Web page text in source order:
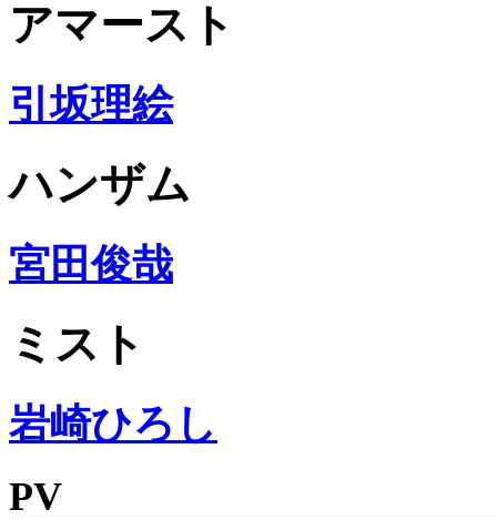
アマースト
引坂理絵
ハンザム
宮田俊哉
ミスト
岩崎ひろし
PV